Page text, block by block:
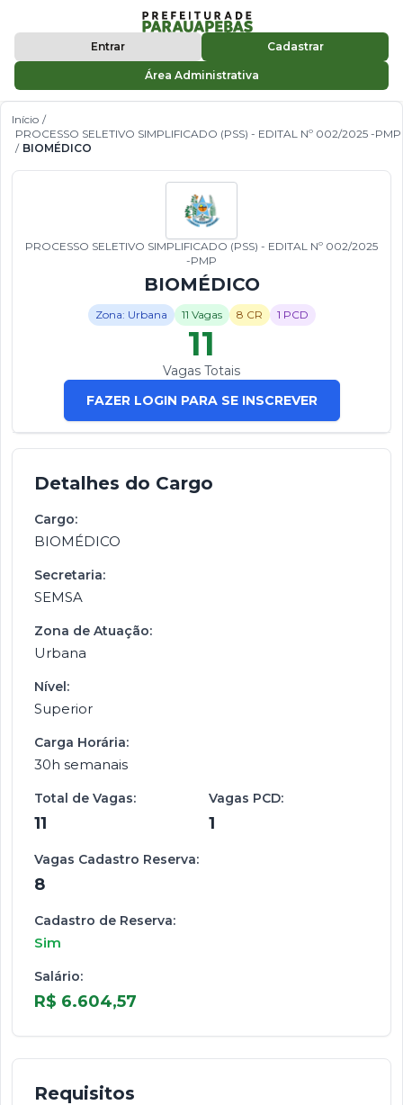
Entrar Cadastrar
Área Administrativa
Início /
PROCESSO SELETIVO SIMPLIFICADO (PSS) - EDITAL Nº 002/2025 -PMP
/ BIOMÉDICO
PROCESSO SELETIVO SIMPLIFICADO (PSS) - EDITAL Nº 002/2025
-PMP
BIOMÉDICO
Zona: Urbana 11 Vagas 8 CR 1 PCD
11
Vagas Totais
FAZER LOGIN PARA SE INSCREVER
Detalhes do Cargo
Cargo:
BIOMÉDICO
Secretaria:
SEMSA
Zona de Atuação:
Urbana
Nível:
Superior
Carga Horária:
30h semanais
Total de Vagas:
11
Vagas PCD:
1
Vagas Cadastro Reserva:
8
Cadastro de Reserva:
Sim
Salário:
R$ 6.604,57
Requisitos